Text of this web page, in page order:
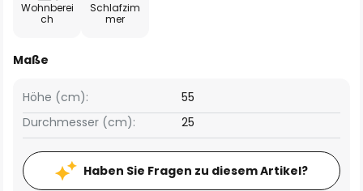
Wohnberei
ch
Schlafzim
mer
Maße
Höhe (cm):
55
Durchmesser (cm):
25
Haben Sie Fragen zu diesem Artikel?